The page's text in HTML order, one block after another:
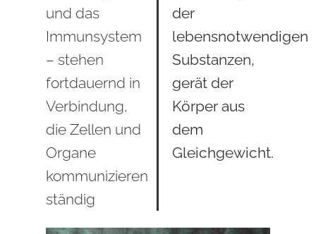
und das
Immunsystem
– stehen
fortdauernd in
Verbindung,
die Zellen und
Organe
kommunizieren
ständig
der
lebensnotwendigen
Substanzen,
gerät der
Körper aus
dem
Gleichgewicht.